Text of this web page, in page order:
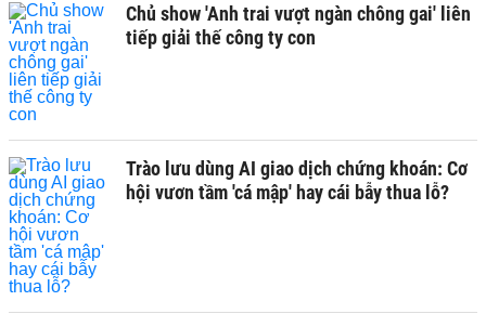
Chủ show 'Anh trai vượt ngàn chông gai' liên
tiếp giải thế công ty con
Trào lưu dùng AI giao dịch chứng khoán: Cơ
hội vươn tầm 'cá mập' hay cái bẫy thua lỗ?